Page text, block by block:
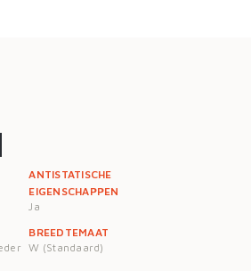
ANTISTATISCHE
EIGENSCHAPPEN
Ja
BREEDTEMAAT
W (Standaard)